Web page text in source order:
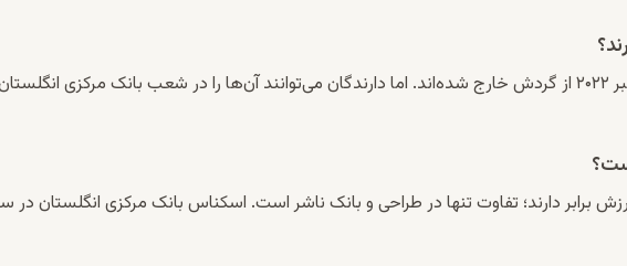
خیر؛ اسکناس‌های کاغذی پوند از تاریخ ۳۰ سپتامبر ۲۰۲۲ از گردش خارج شده‌اند. اما دارندگان می‌توانند آن‌ها را در شعب بانک مرکزی
برابر دارند؛ تفاوت تنها در طراحی و بانک ناشر است. اسکناس بانک مرکزی انگلستان در